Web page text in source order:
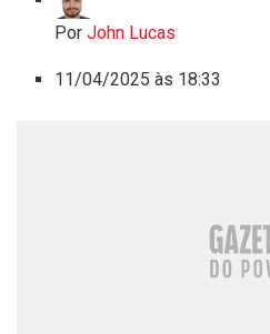
PorJohn Lucas
11/04/2025 às 18:33